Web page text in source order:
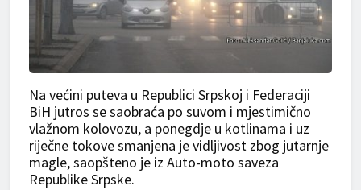
Na većini puteva u Republici Srpskoj i Federaciji
BiH jutros se saobraća po suvom i mjestimično
vlažnom kolovozu, a ponegdje u kotlinama i uz
riječne tokove smanjena je vidljivost zbog jutarnje
magle, saopšteno je iz Auto-moto saveza
Republike Srpske.